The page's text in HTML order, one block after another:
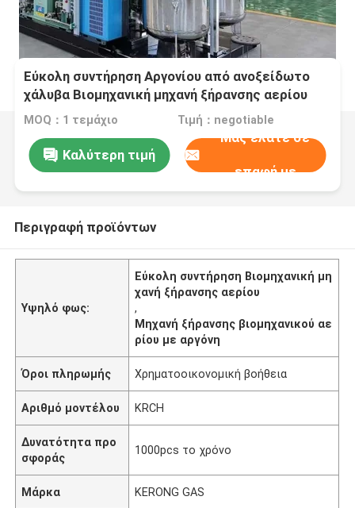
Εύκολη συντήρηση Αργονίου από ανοξείδωτο
χάλυβα Βιομηχανική μηχανή ξήρανσης αερίου
MOQ：1 τεμάχιο Τιμή：negotiable
Καλύτερη τιμή
Μας ελάτε σε
επαφή με
Περιγραφή προϊόντων
Υψηλό φως:
Εύκολη συντήρηση Βιομηχανική μη
χανή ξήρανσης αερίου
,
Μηχανή ξήρανσης βιομηχανικού αε
ρίου με αργόνη
Όροι πληρωμής Χρηματοοικονομική βοήθεια
Αριθμό μοντέλου KRCH
Δυνατότητα προ
σφοράς
1000pcs το χρόνο
Μάρκα KERONG GAS